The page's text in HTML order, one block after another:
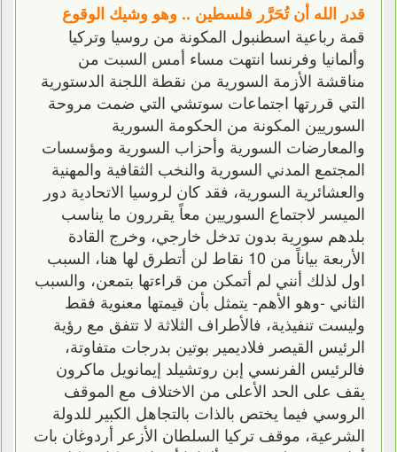
قدر الله أن تُحَرَّر فلسطين .. وهو وشيك الوقوع
قمة رباعية اسطنبول المكونة من روسيا وتركيا
وألمانيا وفرنسا انتهت مساء أمس السبت من
مناقشة الأزمة السورية من نقطة اللجنة الدستورية
التي قررتها اجتماعات سوتشي التي ضمت مروحة
السوريين المكونة من الحكومة السورية
والمعارضات السورية وأحزاب السورية ومؤسسات
المجتمع المدني السورية والنخب الثقافية والمهنية
والعشائرية السورية، فقد كان لروسيا الاتحادية دور
الميسر لاجتماع السوريين معاً يقررون ما يناسب
بلدهم سورية بدون تدخل خارجي، وخرج القادة
الأربعة بياناً من 10 نقاط لن أتطرق لها هنا، السبب
اول لذلك أنني لم أتمكن من قراءتها بتمعن، والسبب
الثاني -وهو الأهم- يتمثل بأن قيمتها معنوية فقط
وليست تنفيذية، فالأطراف الثلاثة لا تتفق مع رؤية
الرئيس القيصر فلاديمير بوتين بدرجات متفاوتة،
فالرئيس الفرنسي إبن روتشيلد إيمانويل ماكرون
يقف على الحد الأعلى من الاختلاف مع الموقف
الروسي فيما يختص بالذات بالتجاهل الكبير للدولة
الشرعية، موقف تركيا السلطان الأزعر أردوغان بات